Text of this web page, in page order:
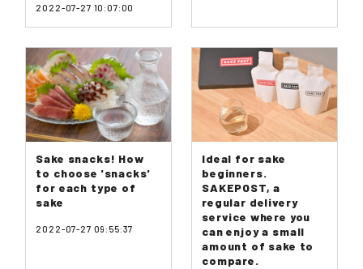
2022-07-27 10:07:00
Sake snacks! How
to choose 'snacks'
for each type of
sake
2022-07-27 09:55:37
Ideal for sake
beginners.
SAKEPOST, a
regular delivery
service where you
can enjoy a small
amount of sake to
compare.